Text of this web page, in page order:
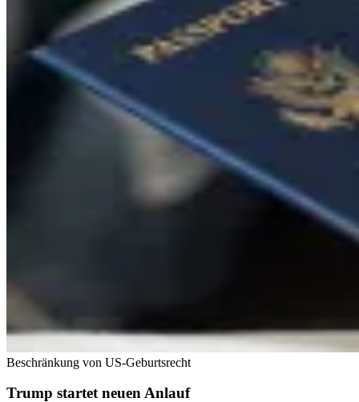
Beschränkung von US-Geburtsrecht
Trump startet neuen Anlauf